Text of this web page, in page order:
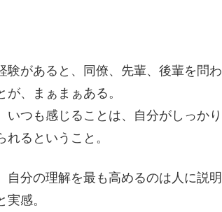
験があると、同僚、先輩、後輩を問
、まぁまぁある。
いつも感じることは、自分がしっか
れるということ。
自分の理解を最も高めるのは人に説
感。